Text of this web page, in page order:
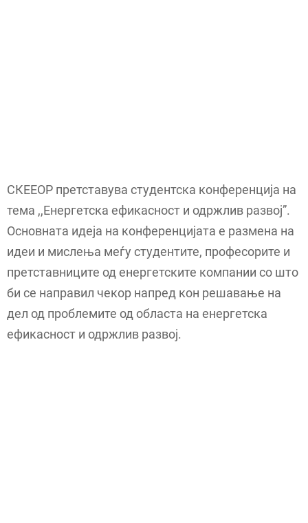
СКЕЕОР претставува студентска конференција на
тема ,,Енергетска ефикасност и одржлив развој”.
Основната идеја на конференцијата е размена на
идеи и мислења меѓу студентите, професорите и
претставниците од енергетските компании со што
би се направил чекор напред кон решавање на
дел од проблемите од областа на енергетска
ефикасност и одржлив развој.